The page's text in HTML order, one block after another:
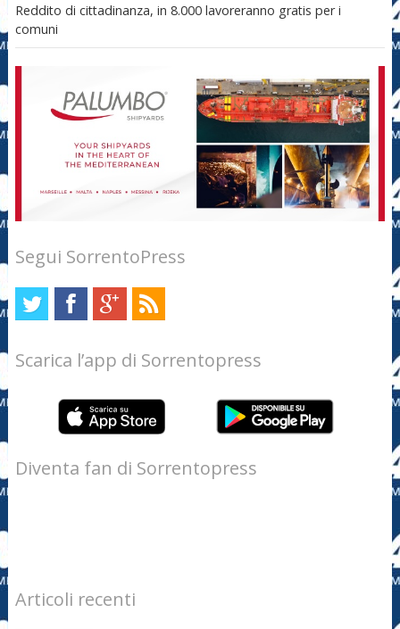
Reddito di cittadinanza, in 8.000 lavoreranno gratis per i
comuni
Segui SorrentoPress
Scarica l’app di Sorrentopress
Diventa fan di Sorrentopress
Articoli recenti